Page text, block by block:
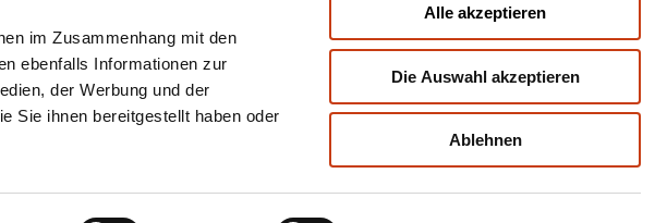
im Zusammenhang mit den
ebenfalls Informationen zur
der Werbung und der
Sie ihnen bereitgestellt haben oder
Alle akzeptieren
Die Auswahl akzeptieren
Ablehnen